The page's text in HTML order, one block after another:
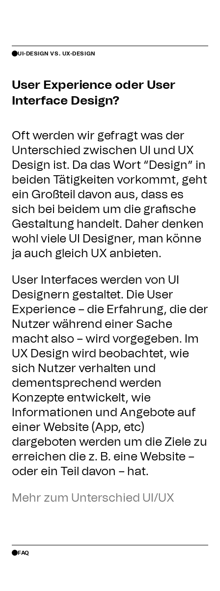
UI-DESIGN VS. UX-DESIGN
User Experience oder User
Interface Design?
Oft werden wir gefragt was der
Unterschied zwischen UI und UX
Design ist. Da das Wort “Design” in
beiden Tätigkeiten vorkommt, geht
ein Großteil davon aus, dass es
sich bei beidem um die grafische
Gestaltung handelt. Daher denken
wohl viele UI Designer, man könne
ja auch gleich UX anbieten.
User Interfaces werden von UI
Designern gestaltet. Die User
Experience – die Erfahrung, die der
Nutzer während einer Sache
macht also – wird vorgegeben. Im
UX Design wird beobachtet, wie
sich Nutzer verhalten und
dementsprechend werden
Konzepte entwickelt, wie
Informationen und Angebote auf
einer Website (App, etc)
dargeboten werden um die Ziele zu
erreichen die z. B. eine Website –
oder ein Teil davon – hat.
Mehr zum Unterschied UI/UX
FAQ